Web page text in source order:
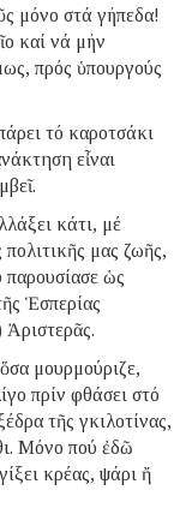
μόνο στά γήπεδα!
καί νά μήν
πρός ὑπουργούς
τό καροτσάκι
εἶναι
κάτι, μέ
μας ζωῆς,
ὡς
Ἑσπερίας
Ἀριστερᾶς.
μουρμούριζε,
πρίν φθάσει στό
τῆς γκιλοτίνας,
Μόνο πού ἐδῶ
κρέας, ψάρι ἤ